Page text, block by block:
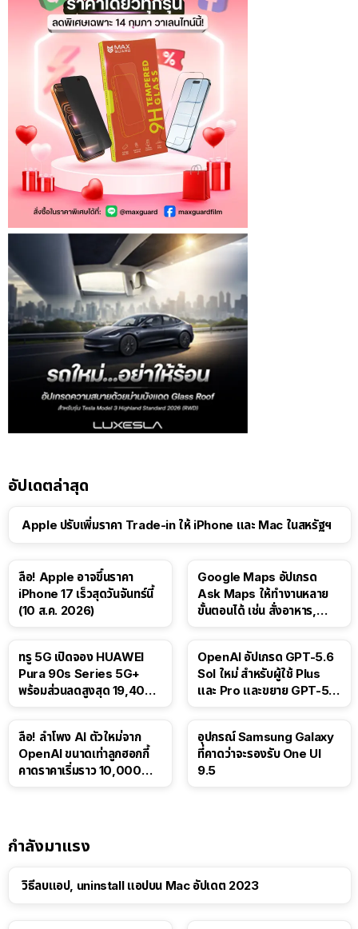
อัปเดตล่าสุด
Apple ปรับเพิ่มราคา Trade-in ให้ iPhone และ Mac ในสหรัฐฯ
ลือ! Apple อาจขึ้นราคา
iPhone 17 เร็วสุดวันจันทร์นี้
(10 ส.ค. 2026)
Google Maps อัปเกรด
Ask Maps ให้ทำงานหลาย
ขั้นตอนได้ เช่น สั่งอาหาร,
ทรู 5G เปิดจอง HUAWEI
Pura 90s Series 5G+
พร้อมส่วนลดสูงสุด 19,400
OpenAI อัปเกรด GPT-5.6
Sol ใหม่ สำหรับผู้ใช้ Plus
และ Pro และขยาย GPT-5.6
ลือ! ลำโพง AI ตัวใหม่จาก
OpenAI ขนาดเท่าลูกฮอกกี้
คาดราคาเริ่มราว 10,000
อุปกรณ์ Samsung Galaxy
ที่คาดว่าจะรองรับ One UI
9.5
กำลังมาแรง
วิธีลบแอป, uninstall แอปบน Mac อัปเดต 2023